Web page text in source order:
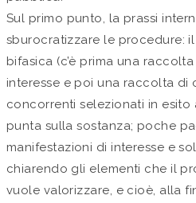
Sul primo punto, la prassi
sburocratizzare le procedure:
bifasica (c’è prima una
interesse e poi una raccolta di
concorrenti selezionati in esito
punta sulla sostanza; poche
manifestazioni di interesse e
chiarendo gli elementi che il
vuole valorizzare, e cioè, alla